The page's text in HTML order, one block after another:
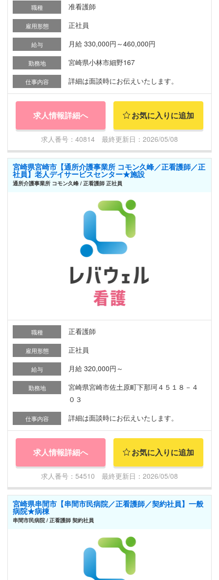
職種 准看護師
雇用形態 正社員
給与 月給 330,000円～460,000円
勤務地 宮崎県小林市細野167
仕事内容 詳細は面談時にお伝えいたします。
求人情報詳細へ お気に入りに追加
求人番号：40814 最終更新日：2026/05/08
宮崎県宮崎市【通所介護事業所 コモン久峰／正看護師／正
社員】老人デイサービスセンター★施設
通所介護事業所 コモン久峰 / 正看護師 正社員
職種 正看護師
雇用形態 正社員
給与 月給 320,000円～
勤務地
宮崎県宮崎市佐土原町下那珂４５１８－４
０３
仕事内容 詳細は面談時にお伝えいたします。
求人情報詳細へ お気に入りに追加
求人番号：54510 最終更新日：2026/05/08
宮崎県串間市【串間市民病院／正看護師／契約社員】一般
病院★病棟
串間市民病院 / 正看護師 契約社員